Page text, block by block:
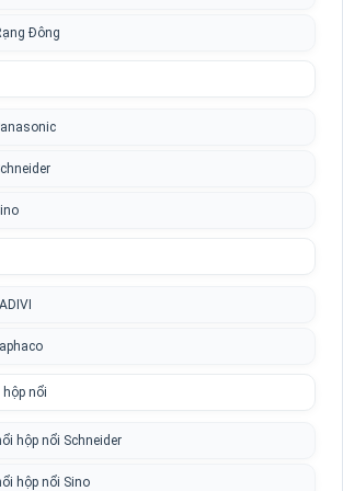
Đông
nổi
hộp nổi Schneider
hộp nổi Sino